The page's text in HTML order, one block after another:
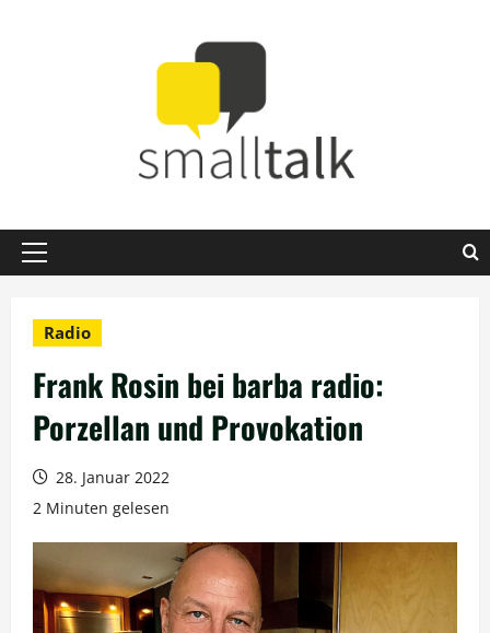
Primäres
Radio
Frank Rosin bei barba radio:
Porzellan und Provokation
28. Januar 2022
2 Minuten gelesen